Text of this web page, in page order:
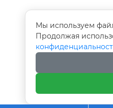
Мы используем
Продолжая